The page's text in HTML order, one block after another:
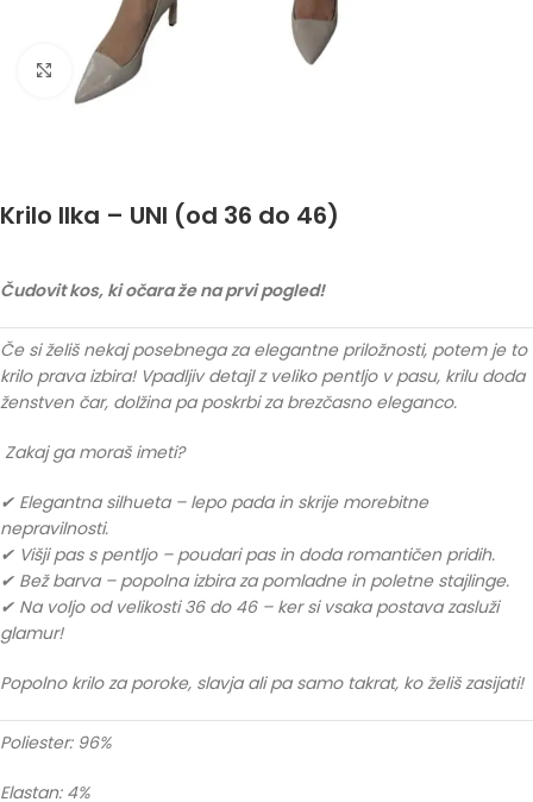
Click to enlarge
Krilo Ilka – UNI (od 36 do 46)
Čudovit kos, ki očara že na prvi pogled!
Če si želiš nekaj posebnega za elegantne priložnosti, potem je to
krilo prava izbira! Vpadljiv detajl z veliko pentljo v pasu, krilu doda
ženstven čar, dolžina pa poskrbi za brezčasno eleganco.
Zakaj ga moraš imeti?
✔ Elegantna silhueta – lepo pada in skrije morebitne
nepravilnosti.
✔ Višji pas s pentljo – poudari pas in doda romantičen pridih.
✔ Bež barva – popolna izbira za pomladne in poletne stajlinge.
✔ Na voljo od velikosti 36 do 46 – ker si vsaka postava zasluži
glamur!
Popolno krilo za poroke, slavja ali pa samo takrat, ko želiš zasijati!
Poliester: 96%
Elastan: 4%